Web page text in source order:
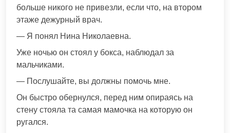
больше никого не привезли, если что, на втором
этаже дежурный врач.
— Я понял Нина Николаевна.
Уже ночью он стоял у бокса, наблюдал за
мальчиками.
— Послушайте, вы должны помочь мне.
Он быстро обернулся, перед ним опираясь на
стену стояла та самая мамочка на которую он
ругался.